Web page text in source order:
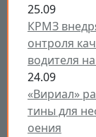
25.09
КРМЗ
онтроля
водителя
24.09
«Вириал»
тины для
оения